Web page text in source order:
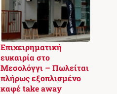
Επιχειρηματική
ευκαιρία στο
Μεσολόγγι – Πωλείται
πλήρως εξοπλισμένο
καφέ take away